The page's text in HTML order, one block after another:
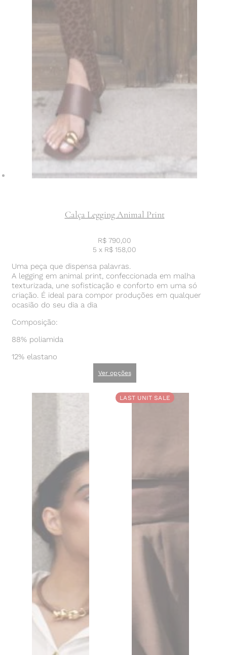
Calça Legging Animal Print
R$ 790,00
5 x R$ 158,00
Uma peça que dispensa palavras.
A legging em animal print, confeccionada em malha
texturizada, une sofisticação e conforto em uma só
criação. É ideal para compor produções em qualquer
ocasião do seu dia a dia
Composição:
88% poliamida
12% elastano
Ver opções
LAST UNIT SALE